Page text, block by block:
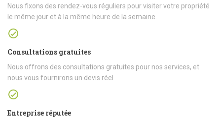
Nous fixons des rendez-vous réguliers pour visiter votre propriété
le même jour et à la même heure de la semaine.
Consultations gratuites
Nous offrons des consultations gratuites pour nos services, et
nous vous fournirons un devis réel
Entreprise réputée